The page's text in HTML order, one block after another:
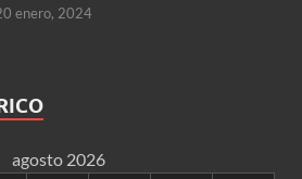
enero, 2024
agosto 2026